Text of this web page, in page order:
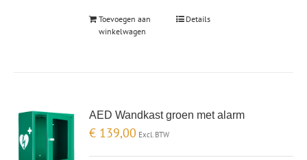
Toevoegen aan
winkelwagen
Details
AED Wandkast groen met alarm
€ 139,00 Excl. BTW